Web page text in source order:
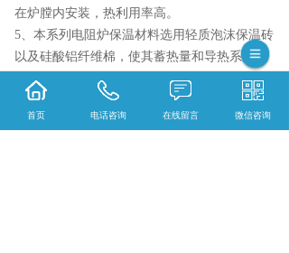
在炉膛内安装，热利用率高。
5、本系列电阻炉保温材料选用轻质泡沫保温砖
以及硅酸铝纤维棉，使其蓄热量和导热系数减
少致使炉膛蓄热量大升温时间缩短，表面温升
低，空炉损耗率小，耗电量也大大降低。
6、控制器分为：智能型、微电脑多波段控温
首页 电话咨询 在线留言 微信咨询